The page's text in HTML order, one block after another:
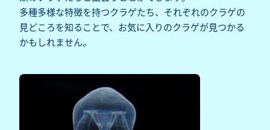
多種多様な特徴を持つクラゲたち、それぞれのクラゲの
見どころを知ることで、お気に入りのクラゲが見つかる
かもしれません。